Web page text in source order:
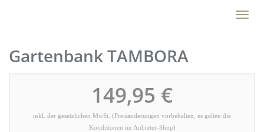
Toggle
Gartenbank TAMBORA
149,95 €
inkl. der gesetzlichen MwSt. (Preisänderungen vorbehalten, es gelten die
Konditionen im Anbieter-Shop)